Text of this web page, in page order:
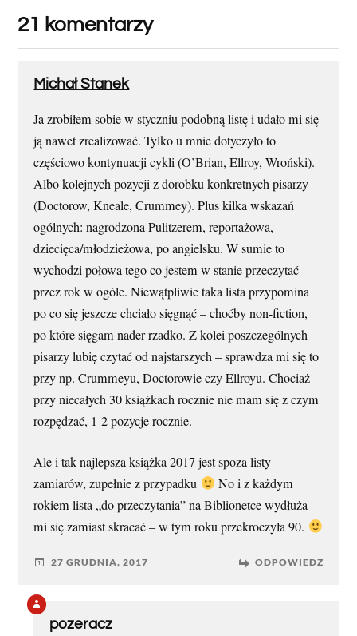
21 komentarzy
Michał Stanek
Ja zrobiłem sobie w styczniu podobną listę i udało mi się
ją nawet zrealizować. Tylko u mnie dotyczyło to
częściowo kontynuacji cykli (O’Brian, Ellroy, Wroński).
Albo kolejnych pozycji z dorobku konkretnych pisarzy
(Doctorow, Kneale, Crummey). Plus kilka wskazań
ogólnych: nagrodzona Pulitzerem, reportażowa,
dziecięca/młodzieżowa, po angielsku. W sumie to
wychodzi połowa tego co jestem w stanie przeczytać
przez rok w ogóle. Niewątpliwie taka lista przypomina
po co się jeszcze chciało sięgnąć – choćby non-fiction,
po które sięgam nader rzadko. Z kolei poszczególnych
pisarzy lubię czytać od najstarszych – sprawdza mi się to
przy np. Crummeyu, Doctorowie czy Ellroyu. Chociaż
przy niecałych 30 książkach rocznie nie mam się z czym
rozpędzać, 1-2 pozycje rocznie.
Ale i tak najlepsza książka 2017 jest spoza listy
zamiarów, zupełnie z przypadku
No i z każdym
rokiem lista „do przeczytania” na Biblionetce wydłuża
mi się zamiast skracać – w tym roku przekroczyła 90.
27 GRUDNIA, 2017 ODPOWIEDZ
pozeracz